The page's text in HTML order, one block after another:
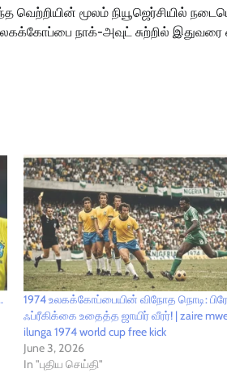
வெற்றியின் மூலம் நியூஜெர்சியில்
நாக்-அவுட் சுற்றில்
1974 உலகக்கோப்பையின் விநோத நொடி:
ஃப்ரீகிக்கை உதைத்த ஜாயிர் வீரர்! | zaire
ilunga 1974 world cup free kick
June 3, 2026
In "புதிய செய்தி"